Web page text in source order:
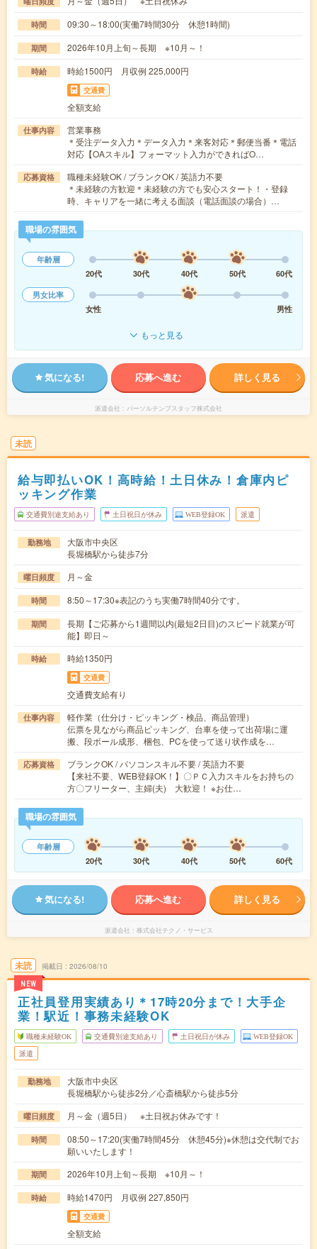
時間 09:30～18:00(実働7時間30分 休憩1時間)
期間 2026年10月上旬～長期 ※10月～！
時給 時給1500円 月収例 225,000円
交通費
全額支給
仕事内容
営業事務
＊受注データ入力＊データ入力＊来客対応＊郵便当番＊電話
対応【OAスキル】フォーマット入力ができればO…
応募資格
職種未経験OK / ブランクOK / 英語力不要
＊未経験の方歓迎＊未経験の方でも安心スタート！・登録
時、キャリアを一緒に考える面談（電話面談の場合）…
職場の雰囲気
年齢層
20代
30代 40代 50代
60代
男女比率
女性
男性
もっと見る
気になる! 応募へ進む 詳しく見る
派遣会社 パーソルテンプスタッフ株式会社
未読
給与即払いOK！高時給！土日休み！倉庫内ピ
ッキング作業
交通費別途支給あり 土日祝日が休み WEB登録OK 派遣
勤務地
大阪市中央区
長堀橋駅から徒歩7分
曜日頻度 月～金
時間 8:50～17:30※表記のうち実働7時間40分です。
期間
長期【ご応募から1週間以内(最短2日目)のスピード就業が可
能】即日～
時給 時給1350円
交通費
交通費支給有り
仕事内容
軽作業（仕分け・ピッキング・検品、商品管理）
伝票を見ながら商品ピッキング、台車を使って出荷場に運
搬、段ボール成形、梱包、PCを使って送り状作成を…
応募資格
ブランクOK / パソコンスキル不要 / 英語力不要
【来社不要、WEB登録OK！】〇ＰＣ入力スキルをお持ちの
方〇フリーター、主婦(夫) 大歓迎！ ※お仕…
職場の雰囲気
年齢層
20代
30代 40代 50代 60代
気になる! 応募へ進む 詳しく見る
派遣会社 株式会社テクノ・サービス
未読
NEW
掲載日 2026/08/10
正社員登用実績あり＊17時20分まで！大手企
業！駅近！事務未経験OK
職種未経験OK 交通費別途支給あり 土日祝日が休み WEB登録OK
派遣
勤務地
大阪市中央区
長堀橋駅から徒歩2分／心斎橋駅から徒歩5分
曜日頻度 月～金（週5日） ※土日祝お休みです！
時間
08:50～17:20(実働7時間45分 休憩45分)※休憩は交代制でお
願いいたします！
期間 2026年10月上旬～長期 ※10月～！
時給 時給1470円 月収例 227,850円
交通費
全額支給